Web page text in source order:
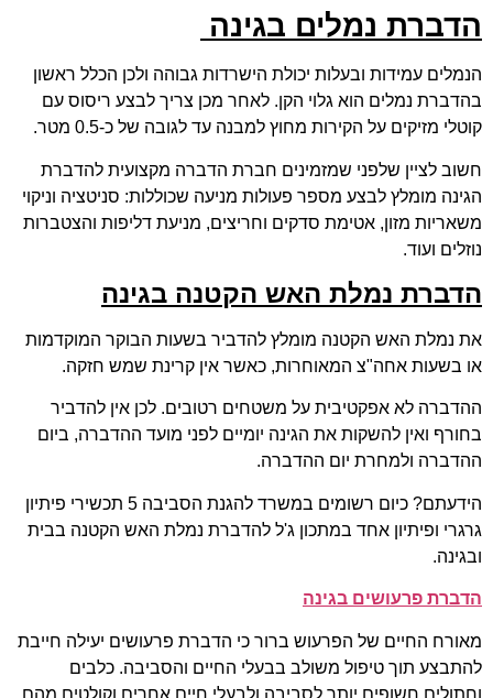
הדברת נמלים בגינה
הנמלים עמידות ובעלות יכולת הישרדות גבוהה ולכן הכלל ראשון
בהדברת נמלים הוא גלוי הקן. לאחר מכן צריך לבצע ריסוס עם
קוטלי מזיקים על הקירות מחוץ למבנה עד לגובה של כ-0.5 מטר.
חשוב לציין שלפני שמזמינים חברת הדברה מקצועית להדברת
הגינה מומלץ לבצע מספר פעולות מניעה שכוללות: סניטציה וניקוי
משאריות מזון, אטימת סדקים וחריצים, מניעת דליפות והצטברות
נוזלים ועוד.
הדברת נמלת האש הקטנה בגינה
את נמלת האש הקטנה מומלץ להדביר בשעות הבוקר המוקדמות
או בשעות אחה"צ המאוחרות, כאשר אין קרינת שמש חזקה.
ההדברה לא אפקטיבית על משטחים רטובים. לכן אין להדביר
בחורף ואין להשקות את הגינה יומיים לפני מועד ההדברה, ביום
ההדברה ולמחרת יום ההדברה.
הידעתם? כיום רשומים במשרד להגנת הסביבה 5 תכשירי פיתיון
גרגרי ופיתיון אחד במתכון ג'ל להדברת נמלת האש הקטנה בבית
ובגינה.
הדברת פרעושים בגינה
מאורח החיים של הפרעוש ברור כי הדברת פרעושים יעילה חייבת
להתבצע תוך טיפול משולב בבעלי החיים והסביבה. כלבים
וחתולים חשופים יותר לסביבה ולבעלי חיים אחרים וקולטים מהם